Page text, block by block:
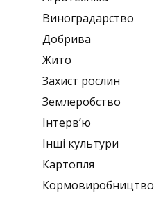
Виноградарство
Добрива
Жито
Захист рослин
Землеробство
Інтерв’ю
Інші культури
Картопля
Кормовиробництво